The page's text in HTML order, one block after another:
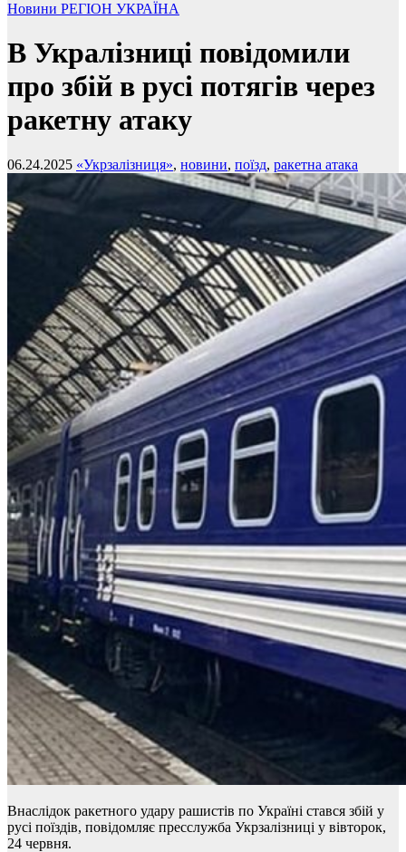
Новини РЕГІОН УКРАЇНА
В Укралізниці повідомили
про збій в русі потягів через
ракетну атаку
06.24.2025 «Укрзалізниця», новини, поїзд, ракетна атака
Внаслідок ракетного удару рашистів по Україні стався збій у
русі поїздів, повідомляє пресслужба Укрзалізниці у вівторок,
24 червня.